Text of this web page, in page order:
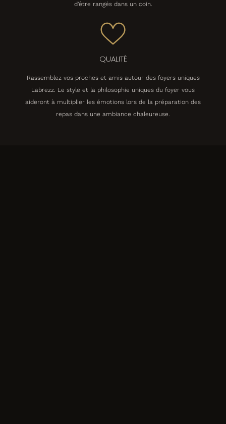
d'être rangés dans un coin.
QUALITÉ
Rassemblez vos proches et amis autour des foyers uniques
Labrezz. Le style et la philosophie uniques du foyer vous
aideront à multiplier les émotions lors de la préparation des
repas dans une ambiance chaleureuse.